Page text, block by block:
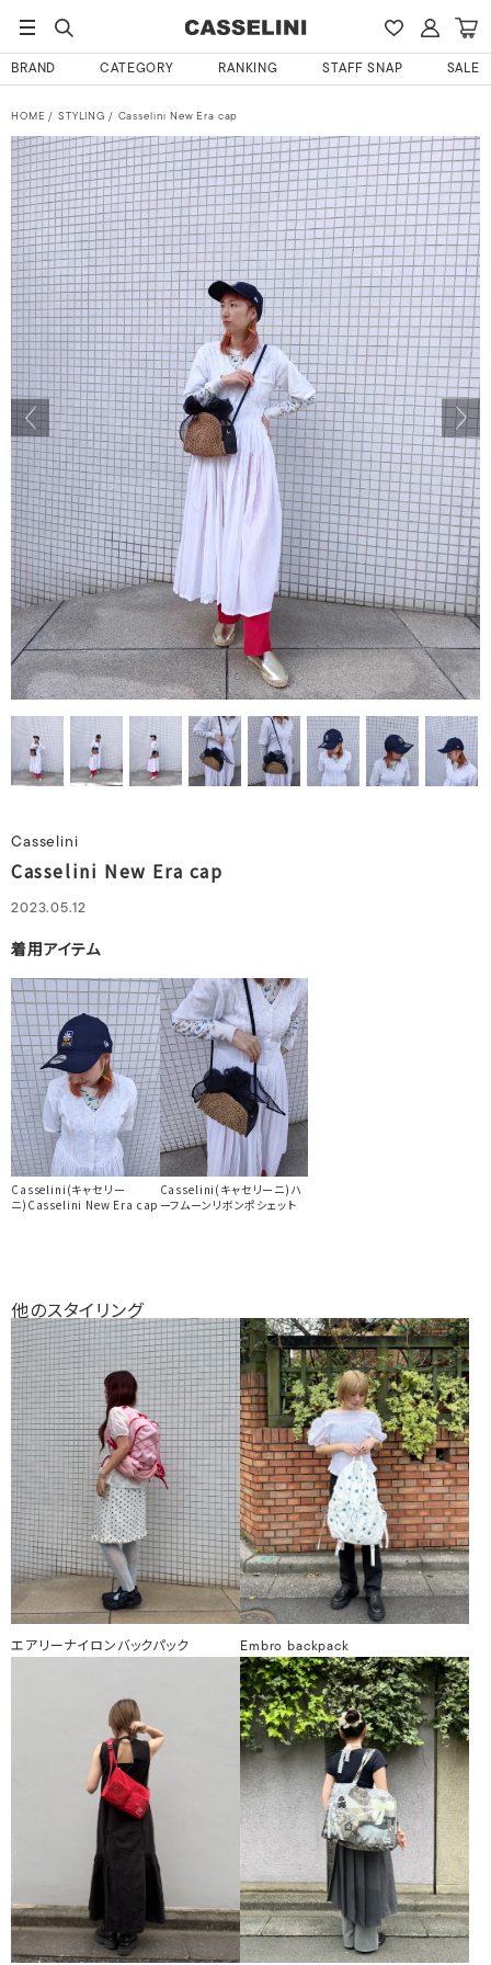
BRAND CATEGORY RANKING STAFF SNAP SALE
HOME STYLING Casselini New Era cap
Casselini
Casselini New Era cap
2023.05.12
着用アイテム
Casselini(キャセリー
ニ)Casselini New Era cap
Casselini(キャセリーニ)ハ
ーフムーンリボンポシェット
他のスタイリング
エアリーナイロンバックパック Embro backpack